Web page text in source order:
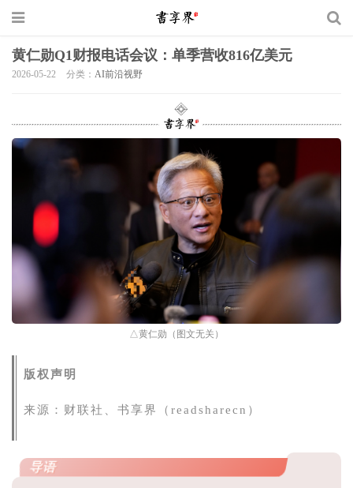
黄仁勋Q1财报电话会议：单季营收816亿美元
2026-05-22 分类： AI前沿视野
△黄仁勋（图文无关）
版权声明
来源： 财联社、书享界（readsharecn）
导语